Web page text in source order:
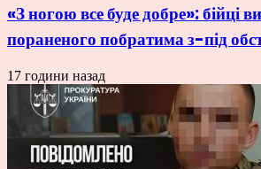
«З ногою все буде добре»: бійці
пораненого побратима з-під
17 години назад